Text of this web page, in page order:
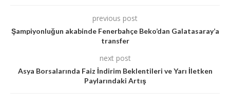
previous post
Şampiyonluğun akabinde Fenerbahçe Beko’dan Galatasaray’a
transfer
next post
Asya Borsalarında Faiz İndirim Beklentileri ve Yarı İletken
Paylarındaki Artış